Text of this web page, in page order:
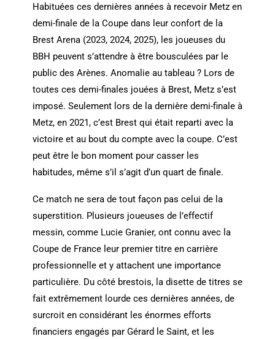
Habituées ces dernières années à recevoir Metz en
demi-finale de la Coupe dans leur confort de la
Brest Arena (2023, 2024, 2025), les joueuses du
BBH peuvent s’attendre à être bousculées par le
public des Arènes. Anomalie au tableau ? Lors de
toutes ces demi-finales jouées à Brest, Metz s’est
imposé. Seulement lors de la dernière demi-finale à
Metz, en 2021, c’est Brest qui était reparti avec la
victoire et au bout du compte avec la coupe. C’est
peut être le bon moment pour casser les
habitudes, même s’il s’agit d’un quart de finale.
Ce match ne sera de tout façon pas celui de la
superstition. Plusieurs joueuses de l’effectif
messin, comme Lucie Granier, ont connu avec la
Coupe de France leur premier titre en carrière
professionnelle et y attachent une importance
particulière. Du côté brestois, la disette de titres se
fait extrêmement lourde ces dernières années, de
surcroit en considérant les énormes efforts
financiers engagés par Gérard le Saint, et les